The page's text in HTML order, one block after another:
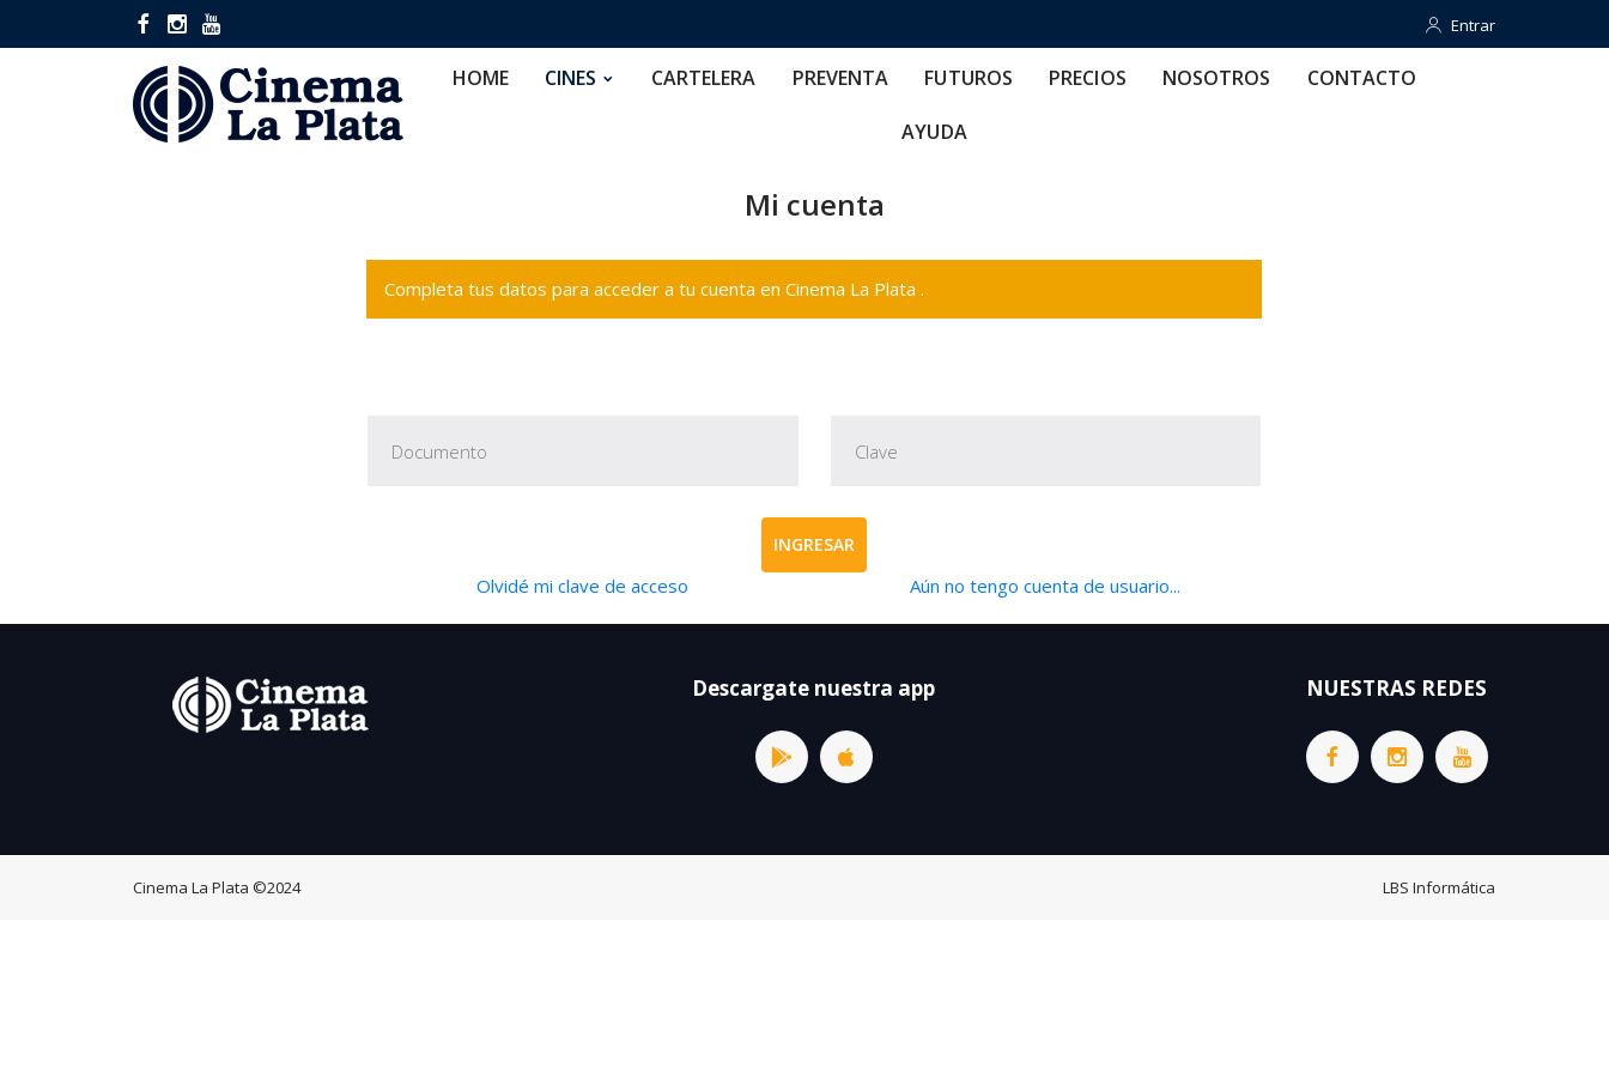
Entrar
Entrar
HOME CINES CARTELERA PREVENTA FUTUROS PRECIOS NOSOTROS CONTACTO
AYUDA
Mi cuenta
Completa tus datos para acceder a tu cuenta en Cinema La Plata .
INGRESAR
Olvidé mi clave de acceso Aún no tengo cuenta de usuario...
Descargate nuestra app NUESTRAS REDES
Cinema La Plata ©2024 LBS Informática